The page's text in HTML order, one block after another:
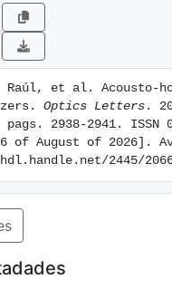
Raúl, et al. Acousto-
Optics Letters .
2938-2941. ISSN
of August of 2026].
2445/